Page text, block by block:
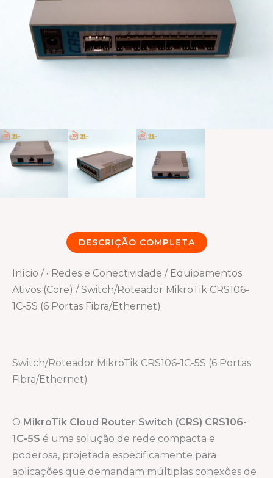
DESCRIÇÃO COMPLETA
Início / • Redes e Conectividade / Equipamentos
Ativos (Core) / Switch/Roteador MikroTik CRS106-
1C-5S (6 Portas Fibra/Ethernet)
Switch/Roteador MikroTik CRS106-1C-5S (6 Portas
Fibra/Ethernet)
O MikroTik Cloud Router Switch (CRS) CRS106-
1C-5S é uma solução de rede compacta e
poderosa, projetada especificamente para
aplicações que demandam múltiplas conexões de